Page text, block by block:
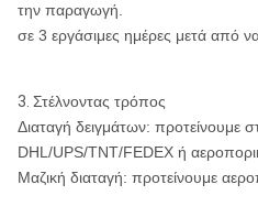
την παραγωγή.
σε 3 εργάσιμες ημέρες μετά από
3. Στέλνοντας τρόπος
Διαταγή δειγμάτων: προτείνουμε
DHL/UPS/TNT/FEDEX ή
Μαζική διαταγή: προτείνουμε